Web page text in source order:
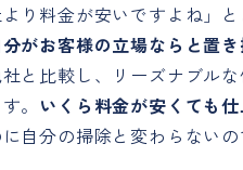
り料金が安いですよね」
がお客様の立場ならと置き
と比較し、リーズナブル
。 いくら料金が安くても
自分の掃除と変わらない